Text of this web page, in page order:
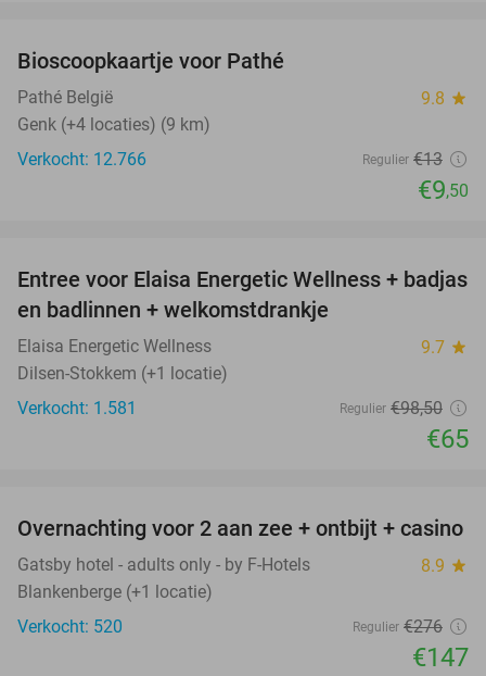
Bioscoopkaartje voor Pathé
Pathé België 9.8 star
Genk (+4 locaties) (9 km)
Verkocht: 12.766
Regulier €13
€9,50
34%
Entree voor Elaisa Energetic Wellness + badjas
en badlinnen + welkomstdrankje
Elaisa Energetic Wellness 9.7 star
Dilsen-Stokkem (+1 locatie)
Verkocht: 1.581
Regulier €98,50
€65
47%
Overnachting voor 2 aan zee + ontbijt + casino
Gatsby hotel - adults only - by F-Hotels 8.9 star
Blankenberge (+1 locatie)
Verkocht: 520
Regulier €276
€147